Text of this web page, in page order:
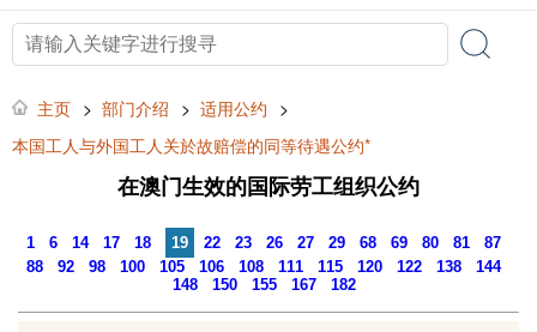
主页 > 部门介绍 > 适用公约 >
本国工人与外国工人关於故赔偿的同等待遇公约*
在澳门生效的国际劳工组织公约
1 6 14 17 18 19 22 23 26 27 29 68 69 80 81
87
88
92 98 100 105 106 108 111 115 120 122 138
144
148
150 155 167 182